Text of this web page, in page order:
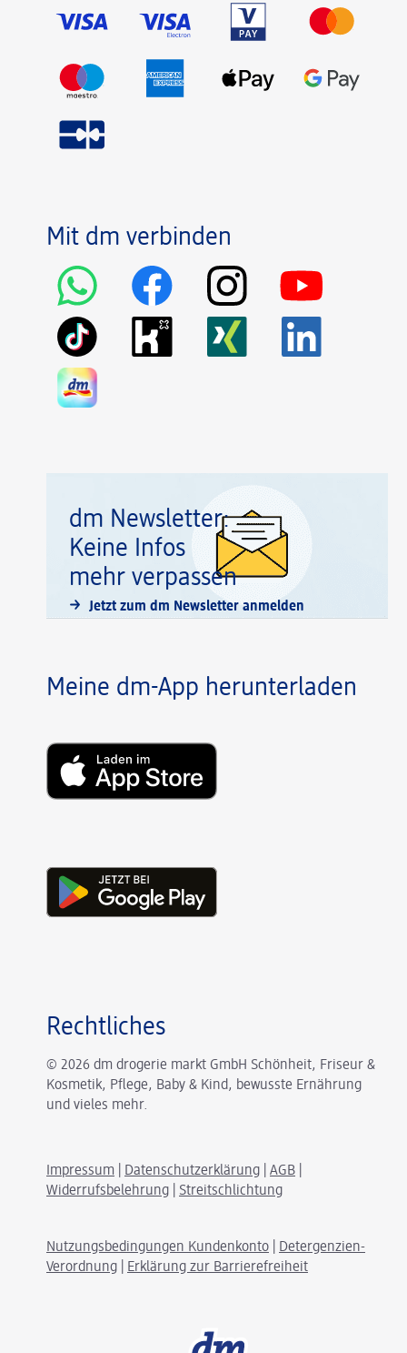
Mit dm verbinden
dm Newsletter:
Keine Infos
mehr verpassen
Jetzt zum dm Newsletter anmelden
Meine dm-App herunterladen
Rechtliches
© 2026 dm drogerie markt GmbH Schönheit, Friseur &
Kosmetik, Pflege, Baby & Kind, bewusste Ernährung
und vieles mehr.
Impressum Datenschutzerklärung AGB
Widerrufsbelehrung
Streitschlichtung
Nutzungsbedingungen Kundenkonto
Detergenzien-
Verordnung
Erklärung zur Barrierefreiheit